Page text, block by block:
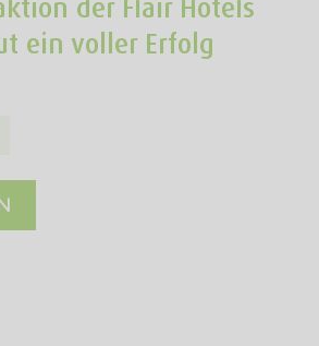
FLAIRREISEN MAGAZIN
der Flair Hotels
ein voller Erfolg